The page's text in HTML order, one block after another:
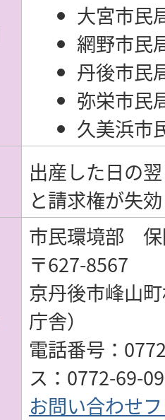
大宮市民
網野市民
丹後市民
弥栄市民
久美浜市
出産した日の
と請求権が失
市民環境部 保
〒627-8567
京丹後市峰山
庁舎）
電話番号：
ス：0772-69-
お問い合わせ